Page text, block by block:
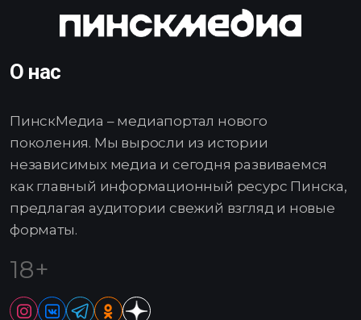
О нас
ПинскМедиа – медиапортал нового
поколения. Мы выросли из истории
независимых медиа и сегодня развиваемся
как главный информационный ресурс Пинска,
предлагая аудитории свежий взгляд и новые
форматы.
18+